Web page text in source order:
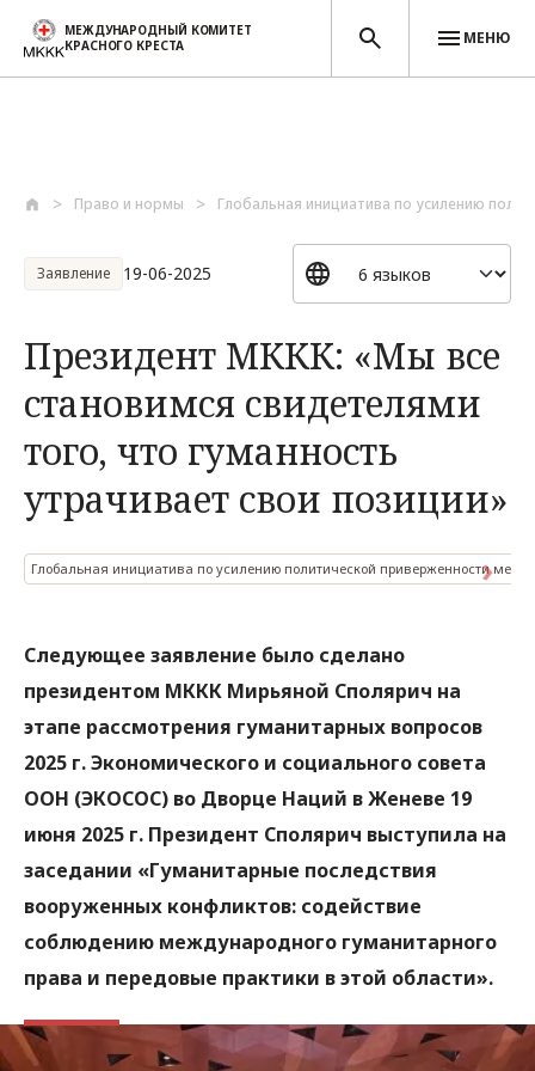
МЕЖДУНАРОДНЫЙ КОМИТЕТ
КРАСНОГО КРЕСТА
МЕНЮ
Право и нормы Глобальная инициатива по усилению
Заявление 19-06-2025
Президент МККК: «Мы все
становимся свидетелями
того, что гуманность
утрачивает свои позиции»
Глобальная инициатива по усилению политической приверженности
Следующее заявление было сделано
президентом МККК Мирьяной Сполярич на
этапе рассмотрения гуманитарных вопросов
2025 г. Экономического и социального совета
ООН (ЭКОСОС) во Дворце Наций в Женеве 19
июня 2025 г. Президент Сполярич выступила на
заседании «Гуманитарные последствия
вооруженных конфликтов: содействие
соблюдению международного гуманитарного
права и передовые практики в этой области».